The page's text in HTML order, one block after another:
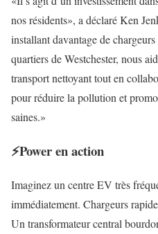
nos résidents», a déclaré Ken
installant davantage de
quartiers de Westchester, nous
transport nettoyant tout en
pour réduire la pollution et
saines.»
⚡Power en action
Imaginez un centre EV très
immédiatement. Chargeurs
Un transformateur central